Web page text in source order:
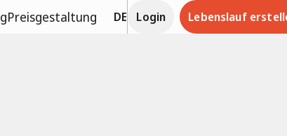
Preisgestaltung DE Login Lebenslauf